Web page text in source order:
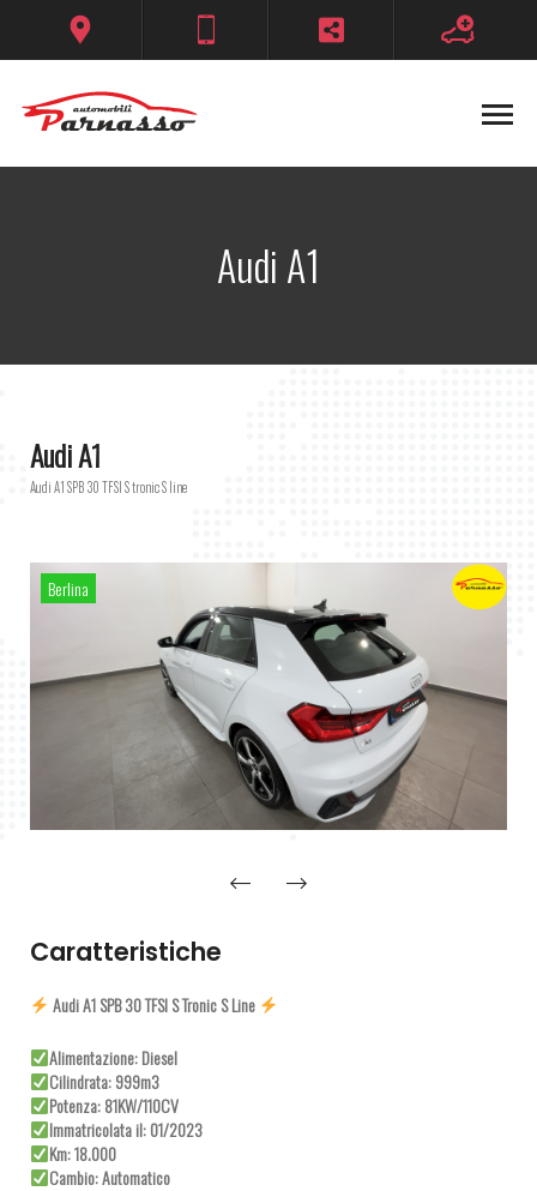
Audi A1
Audi A1
Audi A1 SPB 30 TFSI S tronic S line
Berlina
Caratteristiche
Audi A1 SPB 30 TFSI S Tronic S Line
Alimentazione: Diesel
Cilindrata: 999m3
Potenza: 81KW/110CV
Immatricolata il: 01/2023
Km: 18.000
Cambio: Automatico